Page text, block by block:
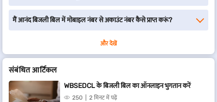
मैं आनंद बिजली बिल में मोबाइल नंबर से अकाउंट नंबर कैसे प्राप्त करूं?
और देखें
संबंधित आर्टिकल
WBSEDCL के बिजली बिल का ऑनलाइन भुगतान करें
250 2 मिनट में पढ़ें